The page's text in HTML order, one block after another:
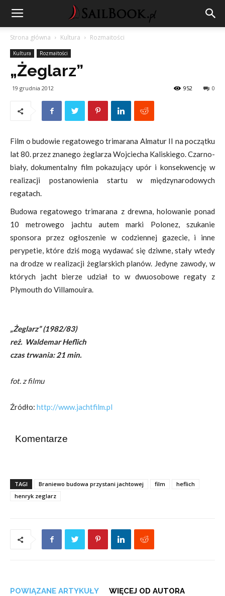
Strona główna Kultura Rozmaitości
Kultura Rozmaitości
„Żeglarz”
19 grudnia 2012 0
952
Film o budowie regatowego trimarana Almatur II na początku
lat 80. przez znanego żeglarza Wojciecha Kaliskiego. Czarno-
biały, dokumentalny film pokazujący upór i konsekwencję w
realizacji postanowienia startu w międzynarodowych
regatach.
Budowa regatowego trimarana z drewna, holowanie ponad
10 metrowego jachtu autem marki Polonez, szukanie
sponsora przez ogłoszenie w codziennej gazecie, i inne
perypetie, które dziś mogą wydawać się dziwne, stały wtedy
na drodze w realizacji żeglarskich planów. Jedyne zawody, w
których jacht bierze udział to w dwuosobowe regaty z
Plymouth do Villamouira.
„Żeglarz” (1982/83)
reż. Waldemar Heflich
czas trwania: 21 min.
fot. z filmu
Źródło: http://www.jachtfilm.pl
Komentarze
TAGI Braniewo budowa przystani jachtowej film
heflich
henryk zeglarz
POWIĄZANE ARTYKUŁY WIĘCEJ OD AUTORA